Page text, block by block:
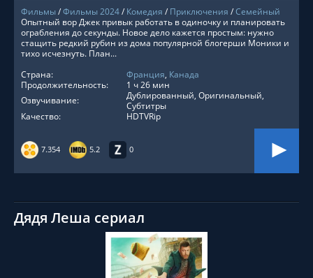
Фильмы/Фильмы 2024/ Комедия / Приключения /Семейный
7.354 5.2 0
Опытный вор Джек привык работать в одиночку и планировать
ограбления до секунды. Новое дело кажется простым: нужно
стащить редкий рубин из дома популярной блогерши Моники и
тихо исчезнуть. План...
Страна:
Франция, Канада
Продолжительность:
1 ч 26 мин
Озвучивание:
Дублированный, Оригинальный,
Субтитры
Качество:
HDTVRip
Дядя Леша сериал